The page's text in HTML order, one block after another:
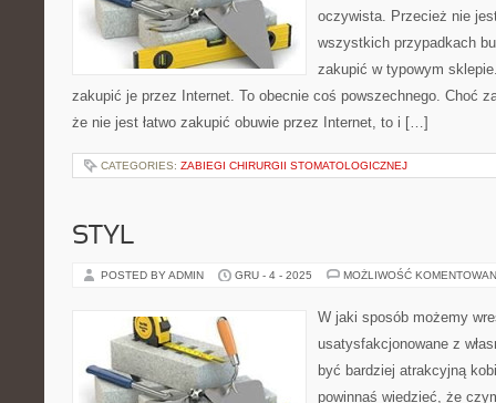
oczywista. Przecież nie
wszystkich przypadkach
zakupić w typowym
zakupić je przez Internet. To obecnie coś powszechnego. Choć
że nie jest łatwo zakupić obuwie przez Internet, to i […]
CATEGORIES: ZABIEGI CHIRURGII STOMATOLOGICZNEJ
STYL
POSTED BY ADMIN GRU - 4 - 2025 MOŻLIWOŚĆ
W jaki sposób możemy
usatysfakcjonowane z
być bardziej atrakcyjną
powinnaś wiedzieć, że